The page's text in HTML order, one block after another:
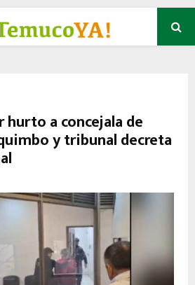
hurto a concejala de
y tribunal decreta